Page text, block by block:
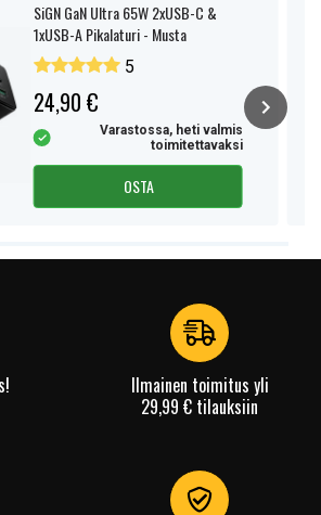
SiGN GaN Ultra 65W 2xUSB-C &
1xUSB-A Pikalaturi - Musta
5
24,90 €
Varastossa, heti valmis
toimitettavaksi
OSTA
Ilmainen toimitus yli
29,99 € tilauksiin